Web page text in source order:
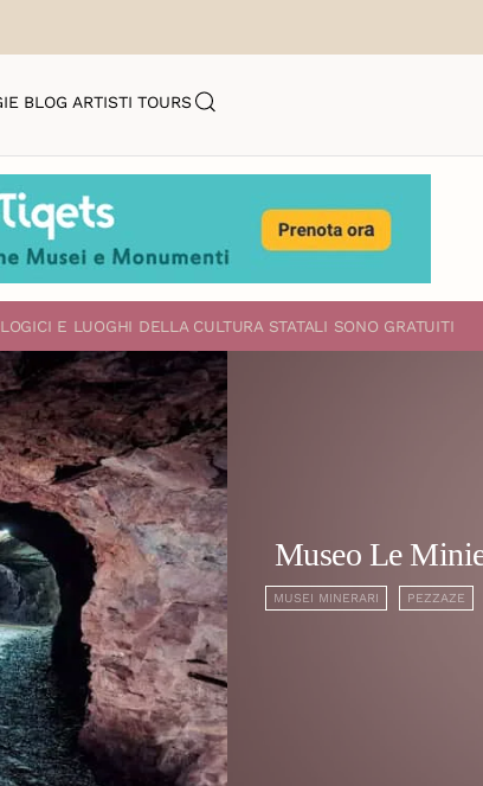
BLOG ARTISTI TOURS
E LUOGHI DELLA CULTURA STATALI SONO GRATUITI
Museo Le
MUSEI MINERARI PEZZAZE